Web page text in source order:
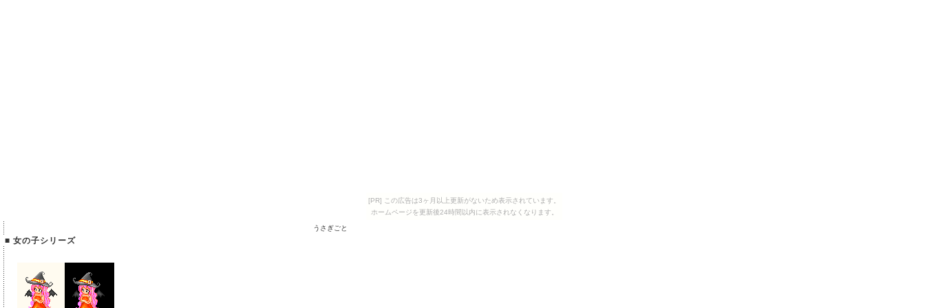
[PR] この広告は3ヶ月以上更新がないため表示されています。
ホームページを更新後24時間以内に表示されなくなります。
うさぎごと
■ 女の子シリーズ